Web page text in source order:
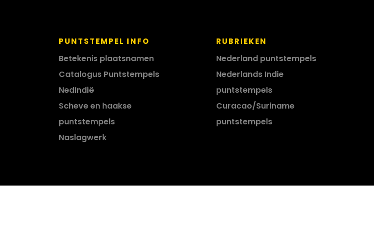
PUNTSTEMPEL INFO
Betekenis plaatsnamen
Catalogus Puntstempels
NedIndië
Scheve en haakse
puntstempels
Naslagwerk
RUBRIEKEN
Nederland puntstempels
Nederlands Indie
puntstempels
Curacao/Suriname
puntstempels